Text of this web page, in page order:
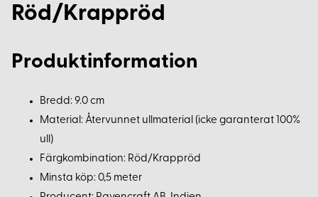
Röd/Krappröd
Produktinformation
Bredd: 9.0 cm
Material: Återvunnet ullmaterial (icke garanterat 100%
ull)
Färgkombination: Röd/Krappröd
Minsta köp: 0,5 meter